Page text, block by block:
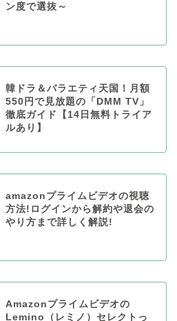
ン度で選抜～
韓ドラ＆バラエティ天国！月額
550円で見放題の「DMM TV」
徹底ガイド【14日無料トライア
ルあり】
amazonプライムビデオの視聴
方法!ログインから解約や退会の
やり方まで詳しく解説!
Amazonプライムビデオの
Lemino（レミノ）セレクトっ